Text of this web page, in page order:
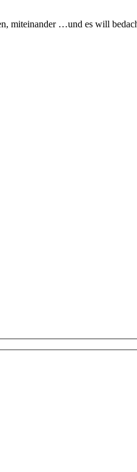
miteinander …und es will